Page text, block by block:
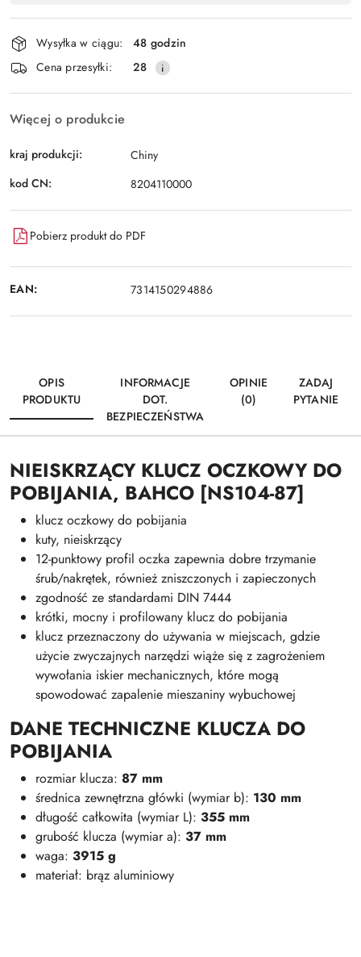
płatność
i
dostawa
Wysyłka w ciągu:
48 godzin
Cena przesyłki:
28
Więcej o produkcie
kraj produkcji:
Chiny
kod CN:
8204110000
Pobierz produkt do PDF
EAN: 7314150294886
OPIS
PRODUKTU
INFORMACJE
DOT.
BEZPIECZEŃSTWA
OPINIE
(0)
ZADAJ
PYTANIE
NIEISKRZĄCY KLUCZ OCZKOWY DO
POBIJANIA, BAHCO [NS104-87]
klucz oczkowy do pobijania
kuty, nieiskrzący
12-punktowy profil oczka zapewnia dobre trzymanie
śrub/nakrętek, również zniszczonych i zapieczonych
zgodność ze standardami DIN 7444
krótki, mocny i profilowany klucz do pobijania
klucz przeznaczony do używania w miejscach, gdzie
użycie zwyczajnych narzędzi wiąże się z zagrożeniem
wywołania iskier mechanicznych, które mogą
spowodować zapalenie mieszaniny wybuchowej
DANE TECHNICZNE KLUCZA DO
POBIJANIA
rozmiar klucza: 87 mm
średnica zewnętrzna główki (wymiar b): 130 mm
długość całkowita (wymiar L): 355 mm
grubość klucza (wymiar a): 37 mm
waga: 3915 g
materiał: brąz aluminiowy